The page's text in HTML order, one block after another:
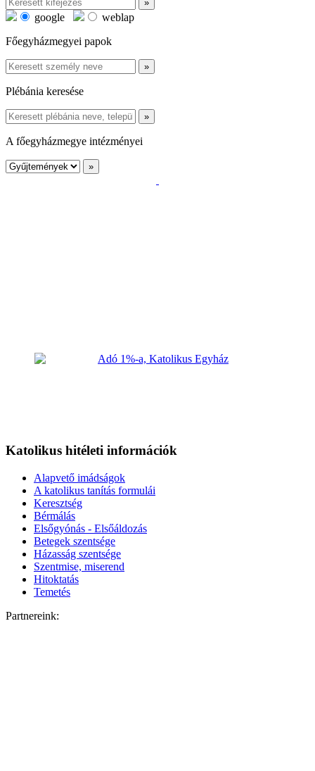
google
weblap
Főegyházmegyei papok
Plébánia keresése
A főegyházmegye intézményei
Katolikus hitéleti információk
Alapvető imádságok
A katolikus tanítás formulái
Keresztség
Bérmálás
Elsőgyónás - Elsőáldozás
Betegek szentsége
Házasság szentsége
Szentmise, miserend
Hitoktatás
Temetés
Partnereink: